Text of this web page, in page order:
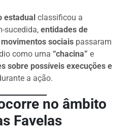
estadual classificou a
sucedida,entidades de
sociais passaram
como uma “chacina” e
sobre possíveis execuções e
a ação.
no âmbito
Favelas